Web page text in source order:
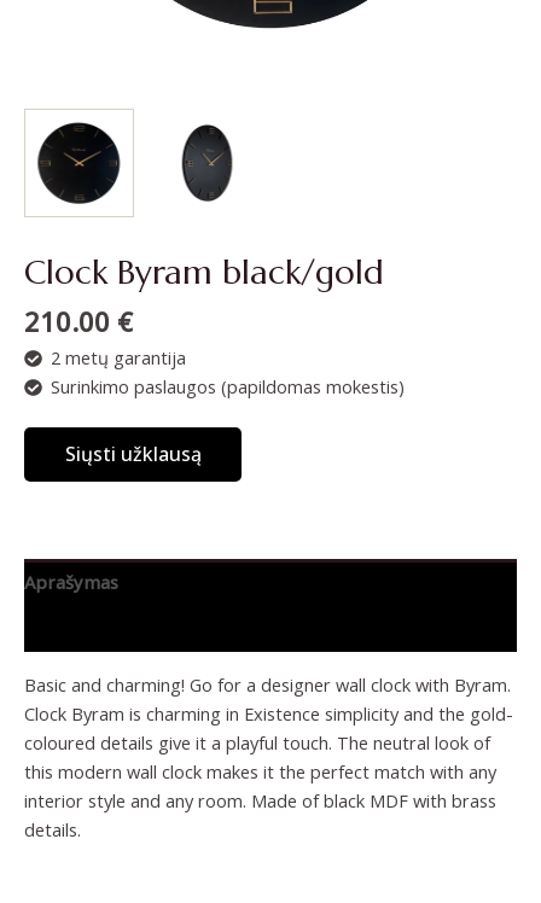
Clock Byram black/gold
210.00 €
2 metų garantija
Surinkimo paslaugos (papildomas mokestis)
Siųsti užklausą
Aprašymas
Basic and charming! Go for a designer wall clock with Byram.
Clock Byram is charming in Existence simplicity and the gold-
coloured details give it a playful touch. The neutral look of
this modern wall clock makes it the perfect match with any
interior style and any room. Made of black MDF with brass
details.